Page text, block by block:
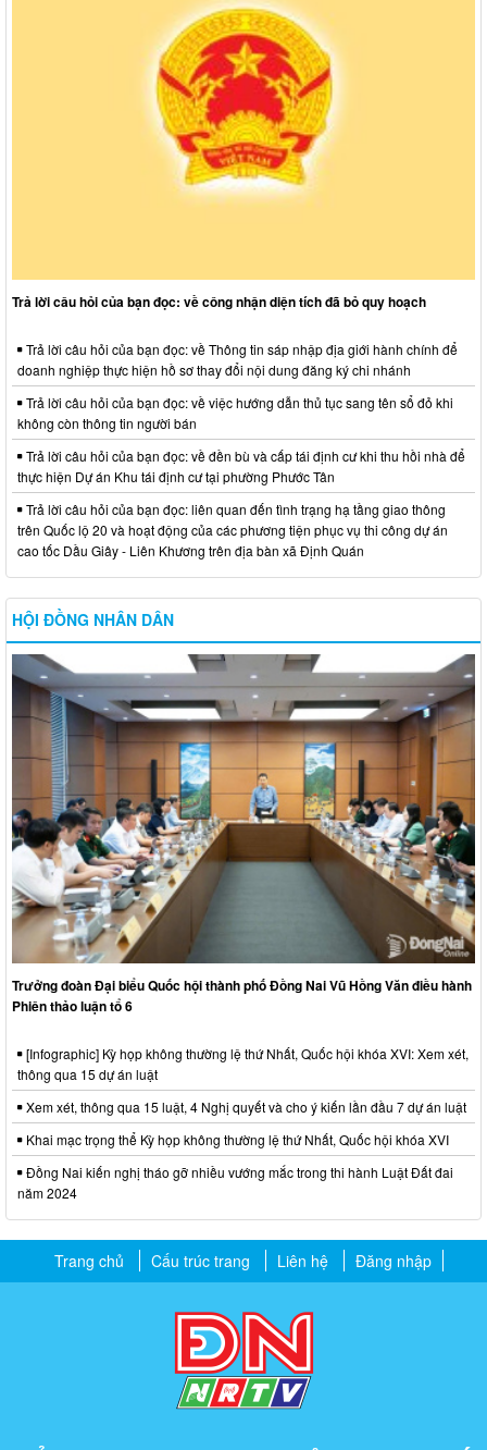
Trả lời câu hỏi của bạn đọc: về công nhận diện tích đã bỏ quy hoạch
Trả lời câu hỏi của bạn đọc: về Thông tin sáp nhập địa giới hành chính để
doanh nghiệp thực hiện hồ sơ thay đổi nội dung đăng ký chi nhánh
Trả lời câu hỏi của bạn đọc: về việc hướng dẫn thủ tục sang tên sổ đỏ khi
không còn thông tin người bán
Trả lời câu hỏi của bạn đọc: về đền bù và cấp tái định cư khi thu hồi nhà để
thực hiện Dự án Khu tái định cư tại phường Phước Tân
Trả lời câu hỏi của bạn đọc: liên quan đến tình trạng hạ tầng giao thông
trên Quốc lộ 20 và hoạt động của các phương tiện phục vụ thi công dự án
cao tốc Dầu Giây - Liên Khương trên địa bàn xã Định Quán
HỘI ĐỒNG NHÂN DÂN
Trưởng đoàn Đại biểu Quốc hội thành phố Đồng Nai Vũ Hồng Văn điều hành
Phiên thảo luận tổ 6
[Infographic] Kỳ họp không thường lệ thứ Nhất, Quốc hội khóa XVI: Xem xét,
thông qua 15 dự án luật
Xem xét, thông qua 15 luật, 4 Nghị quyết và cho ý kiến lần đầu 7 dự án luật
Khai mạc trọng thể Kỳ họp không thường lệ thứ Nhất, Quốc hội khóa XVI
Đồng Nai kiến nghị tháo gỡ nhiều vướng mắc trong thi hành Luật Đất đai
năm 2024
Trang chủ Cấu trúc trang Liên hệ Đăng nhập